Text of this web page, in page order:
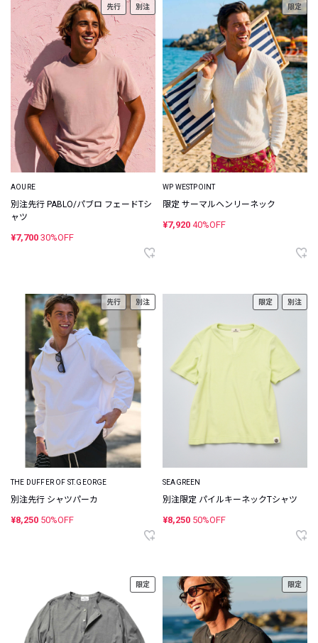
先行 別注
AOURE
別注先行 PABLO/パブロ フェードTシ
ャツ
¥7,700 30%OFF
限定
WP WESTPOINT
限定 サーマルヘンリーネック
¥7,920 40%OFF
先行 別注
THE DUFFER OF ST.GEORGE
別注先行 シャツパーカ
¥8,250 50%OFF
限定 別注
SEAGREEN
別注限定 パイルキーネックTシャツ
¥8,250 50%OFF
限定 限定